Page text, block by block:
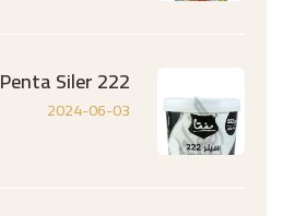
Penta Siler 222
2024-06-03